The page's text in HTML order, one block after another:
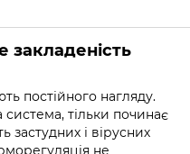
закладеність
постійного нагляду.
система, тільки починає
застудних і вірусних
не